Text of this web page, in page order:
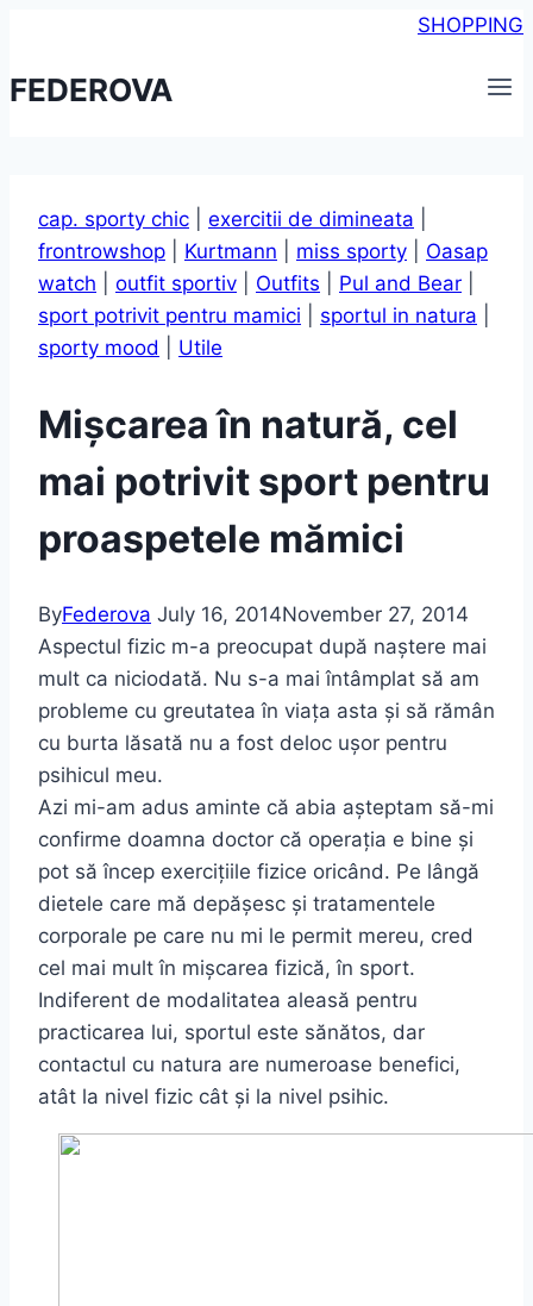
content
SHOPPING
FEDEROVA
cap. sporty chic exercitii de dimineata
frontrowshop
Kurtmann miss sporty
Oasap
watch
outfit sportiv Outfits Pul and Bear
sport potrivit pentru mamici
sportul in natura
sporty mood
Utile
Mișcarea în natură, cel
mai potrivit sport pentru
proaspetele mămici
ByFederova July 16, 2014November 27, 2014
Aspectul fizic m-a preocupat după naștere mai
mult ca niciodată. Nu s-a mai întâmplat să am
probleme cu greutatea în viața asta și să rămân
cu burta lăsată nu a fost deloc ușor pentru
psihicul meu.
Azi mi-am adus aminte că abia așteptam să-mi
confirme doamna doctor că operația e bine și
pot să încep exercițiile fizice oricând. Pe lângă
dietele care mă depășesc și tratamentele
corporale pe care nu mi le permit mereu, cred
cel mai mult în mișcarea fizică, în sport.
Indiferent de modalitatea aleasă pentru
practicarea lui, sportul este sănătos, dar
contactul cu natura are numeroase benefici,
atât la nivel fizic cât și la nivel psihic.